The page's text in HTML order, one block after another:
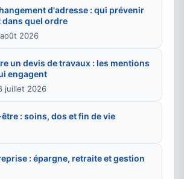
d'adresse : qui prévenir
dans quel ordre
2026
un devis de travaux : les mentions
engagent
juillet 2026
: soins, dos et fin de vie
: épargne, retraite et gestion